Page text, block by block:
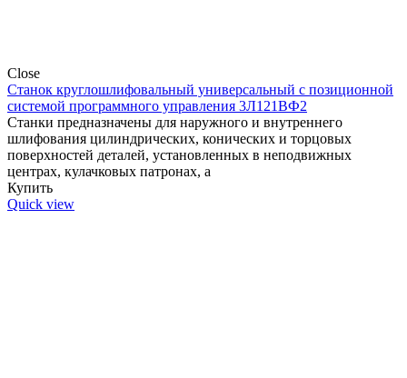
Close
Станок круглошлифовальный универсальный с позиционной
системой программного управления 3Л121ВФ2
Станки предназначены для наружного и внутреннего
шлифования цилиндрических, конических и торцовых
поверхностей деталей, установленных в неподвижных
центрах, кулачковых патронах, а
Купить
Quick view